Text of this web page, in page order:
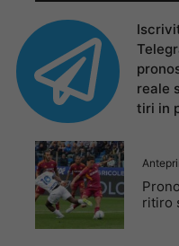
reale
tiri in
ritiro